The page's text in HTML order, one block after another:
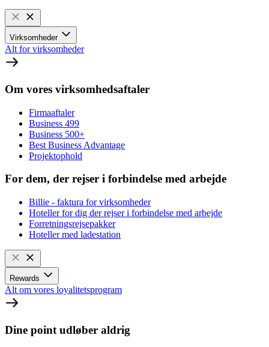
Virksomheder
Alt for virksomheder
Om vores virksomhedsaftaler
Firmaaftaler
Business 499
Business 500+
Best Business Advantage
Projektophold
For dem, der rejser i forbindelse med arbejde
Billie - faktura for virksomheder
Hoteller for dig der rejser i forbindelse med arbejde
Forretningsrejsepakker
Hoteller med ladestation
Rewards
Alt om vores loyalitetsprogram
Dine point udløber aldrig